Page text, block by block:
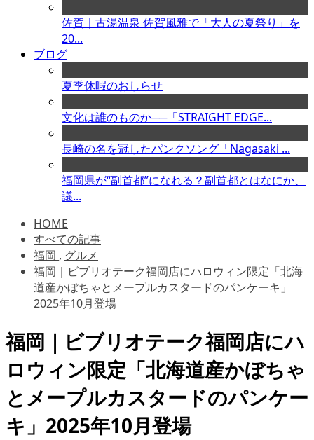
佐賀｜古湯温泉 佐賀風雅で「大人の夏祭り」を
20...
ブログ
夏季休暇のおしらせ
文化は誰のものか──「STRAIGHT EDGE...
長崎の名を冠したパンクソング「Nagasaki ...
福岡県が“副首都”になれる？副首都とはなにか、
議...
HOME
すべての記事
福岡 , グルメ
福岡｜ビブリオテーク福岡店にハロウィン限定「北海
道産かぼちゃとメープルカスタードのパンケーキ」
2025年10月登場
福岡｜ビブリオテーク福岡店にハ
ロウィン限定「北海道産かぼちゃ
とメープルカスタードのパンケー
キ」2025年10月登場